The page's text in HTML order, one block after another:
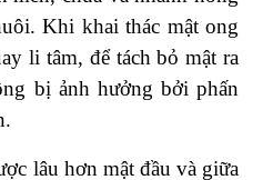
Khi khai thác mật ong
li tâm, để tách bỏ mật ra
bị ảnh hưởng bởi phấn
lâu hơn mật đầu và giữa